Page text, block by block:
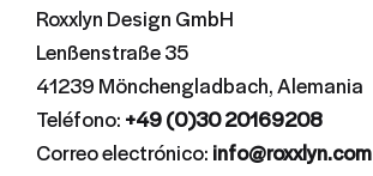
Roxxlyn Design GmbH
Lenßenstraße 35
41239 Mönchengladbach, Alemania
Teléfono: +49 (0)30 20169208
Correo electrónico: info@roxxlyn.com